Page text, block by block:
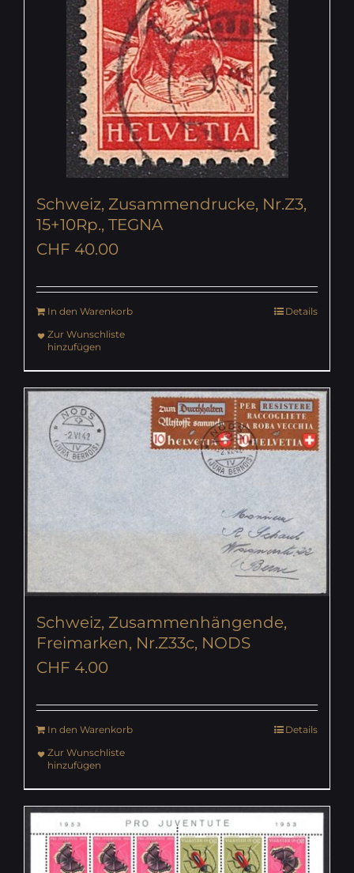
Schweiz, Zusammendrucke, Nr.Z3,
15+10Rp., TEGNA
CHF 40.00
In den Warenkorb
Details
Zur Wunschliste
hinzufügen
Schweiz, Zusammenhängende,
Freimarken, Nr.Z33c, NODS
CHF 4.00
In den Warenkorb
Details
Zur Wunschliste
hinzufügen